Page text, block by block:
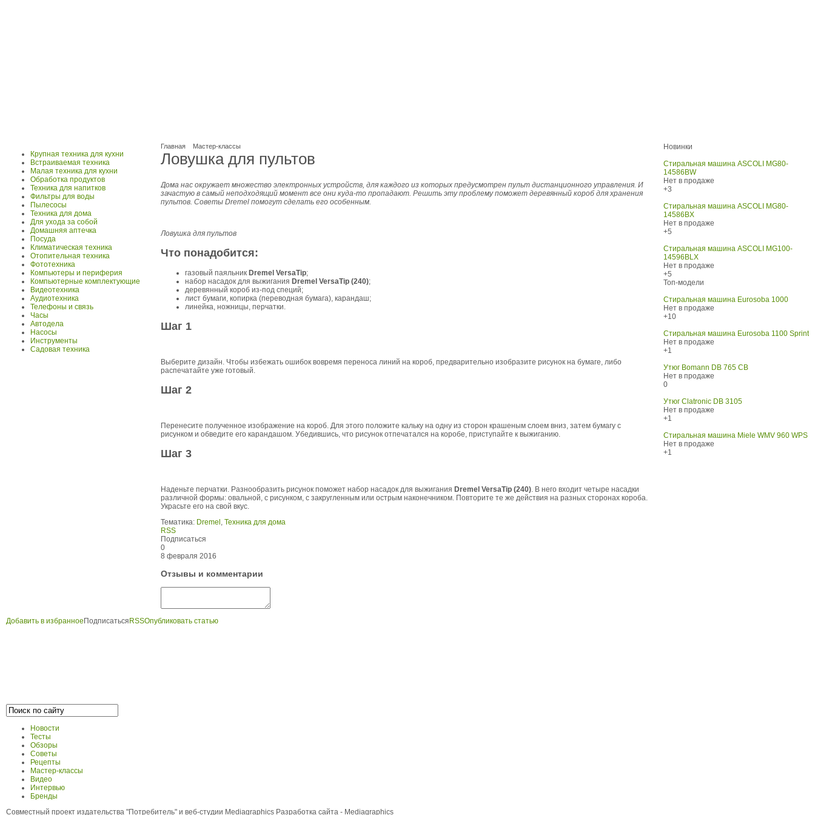
Главная Мастер-классы
Ловушка для пультов
Дома нас окружает множество электронных устройств, для каждого из которых предусмотрен пульт дистанционного управления. И
зачастую в самый неподходящий момент все они куда-то пропадают. Решить эту проблему поможет деревянный короб для хранения
пультов. Советы Dremel помогут сделать его особенным.
Ловушка для пультов
Что понадобится:
газовый паяльник Dremel VersaTip;
набор насадок для выжигания Dremel VersaTip (240);
деревянный короб из-под специй;
лист бумаги, копирка (переводная бумага), карандаш;
линейка, ножницы, перчатки.
Шаг 1
Выберите дизайн. Чтобы избежать ошибок вовремя переноса линий на короб, предварительно изобразите рисунок на бумаге, либо
распечатайте уже готовый.
Шаг 2
Перенесите полученное изображение на короб. Для этого положите кальку на одну из сторон крашеным слоем вниз, затем бумагу с
рисунком и обведите его карандашом. Убедившись, что рисунок отпечатался на коробе, приступайте к выжиганию.
Шаг 3
Наденьте перчатки. Разнообразить рисунок поможет набор насадок для выжигания Dremel VersaTip (240) . В него входит четыре насадки
различной формы: овальной, с рисунком, с закругленным или острым наконечником. Повторите те же действия на разных сторонах короба.
Украсьте его на свой вкус.
Тематика: Dremel Техника для дома
RSS
Подписаться
0
8 февраля 2016
Отзывы и комментарии
Крупная техника для кухни
Встраиваемая техника
Малая техника для кухни
Обработка продуктов
Техника для напитков
Фильтры для воды
Пылесосы
Техника для дома
Для ухода за собой
Домашняя аптечка
Посуда
Климатическая техника
Отопительная техника
Фототехника
Компьютеры и периферия
Компьютерные комплектующие
Видеотехника
Аудиотехника
Телефоны и связь
Часы
Автодела
Насосы
Инструменты
Садовая техника
Новинки
Стиральная машина ASCOLI MG80-
14586BW
Нет в продаже
+3
Стиральная машина ASCOLI MG80-
14586BX
Нет в продаже
+5
Стиральная машина ASCOLI MG100-
14596BLX
Нет в продаже
+5
Топ-модели
Стиральная машина Eurosoba 1000
Нет в продаже
+10
Стиральная машина Eurosoba 1100 Sprint
Нет в продаже
+1
Утюг Bomann DB 765 CB
Нет в продаже
0
Утюг Clatronic DB 3105
Нет в продаже
+1
Стиральная машина Miele WMV 960 WPS
Нет в продаже
+1
Добавить в избранноеПодписатьсяRSSОпубликовать статью
Новости
Тесты
Обзоры
Советы
Рецепты
Мастер-классы
Видео
Интервью
Бренды
Совместный проект издательства "Потребитель" и веб-студии Mediagraphics Разработка сайта - Mediagraphics